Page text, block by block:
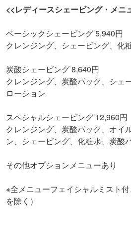
<<レディースシェービング・メニ
ベーシックシェービング 5,940円
クレンジング、シェービング、化
炭酸シェービング 8,640円
クレンジング、炭酸パック、シェ
ローション
スペシャルシェービング 12,960円
クレンジング、炭酸パック、オイ
ン、シェービング、化粧水、炭酸
その他オプションメニューあり
※全メニューフェイシャルミスト
を除く）